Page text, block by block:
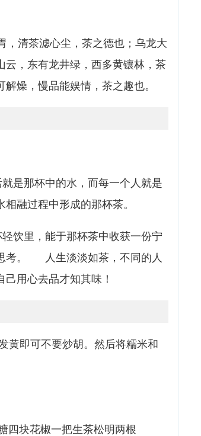
，清茶滤心尘，茶之德也；乌龙大
云，东有龙井绿，西多黄镶林，茶
燥，慢品能娱情，茶之趣也。
是那杯中的水，而每一个人就是
融过程中形成的那杯茶。
饮里，能于那杯茶中收获一份宁
考。 人生淡淡如茶，不同的人
用心去品才知其味！
黄即可不要炒胡。然后将糯米和
四块花椒一把生茶松明两根